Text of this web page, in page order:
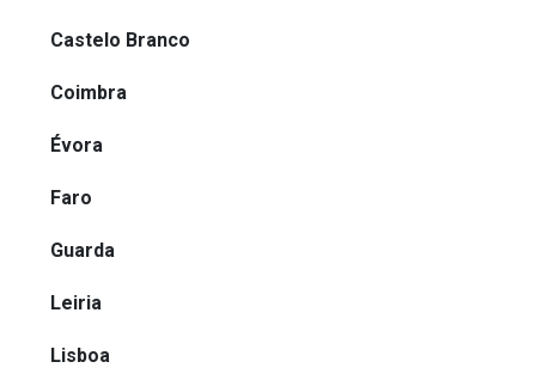
Castelo Branco
Coimbra
Évora
Faro
Guarda
Leiria
Lisboa